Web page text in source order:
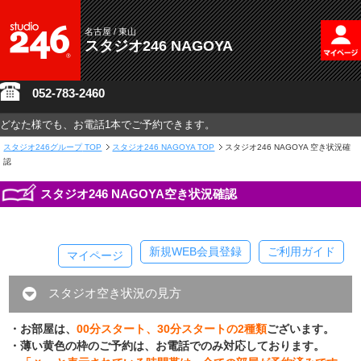
名古屋 / 東山
スタジオ246 NAGOYA
052-783-2460
どなた様でも、お電話1本でご予約できます。
スタジオ246グループ TOP スタジオ246 NAGOYA TOP
スタジオ246 NAGOYA 空き状況確
認
スタジオ246 NAGOYA空き状況確認
ご利用ガイド
新規WEB会員登録
マイページ
スタジオ空き状況の見方
・お部屋は、00分スタート、30分スタートの2種類ございます。
・薄い黄色の枠のご予約は、お電話でのみ対応しております。